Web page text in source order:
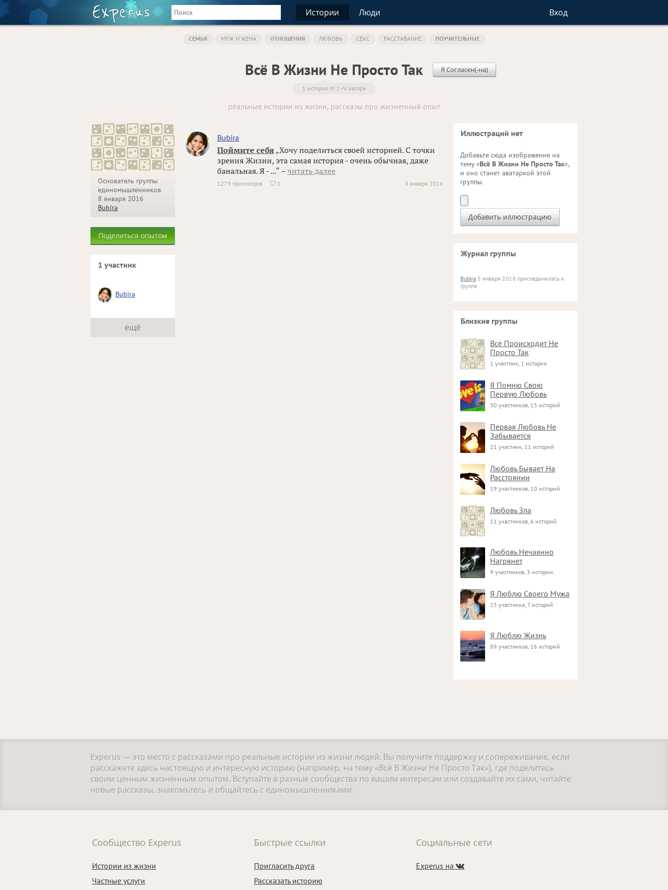
Истории Люди Вход
СЕМЬЯ МУЖ И ЖЕНА ОТНОШЕНИЯ ЛЮБОВЬ СЕКС РАССТАВАНИЕ ПОУЧИТЕЛЬНЫЕ
Всё В Жизни Не Просто Так Я Согласен(-на)
1 история от 1-го автора
реальные истории из жизни, рассказы про жизненный опыт
Основатель группы
единомышленников
8 января 2016
Bubira
Поделиться опытом
1 участник
Bubira
ещё
Bubira
Поймите себя „Хочу поделиться своей историей. С точки
зрения Жизни, эта самая история - очень обычная, даже
банальная. Я - ...“ – читать далее
8 января 2016
1279 просмотров  1
Иллюстраций нет
Добавьте сюда изображение на
тему «Всё В Жизни Не Просто Так»,
и оно станет аватаркой этой
группы.
Журнал группы
Bubira 5 января 2018 присоединилась к
группе
Близкие группы
Всё Происходит Не
Просто Так
1 участник, 1 история
Я Помню Свою
Первую Любовь
30 участников, 13 историй
Первая Любовь Не
Забывается
21 участник, 11 историй
Любовь Бывает На
Расстоянии
19 участников, 10 историй
Любовь Зла
11 участников, 6 историй
Любовь Нечаянно
Нагрянет
9 участников, 3 истории
Я Люблю Своего Мужа
23 участника, 7 историй
Я Люблю Жизнь
89 участников, 16 историй
Experus — это место с рассказами про реальные истории из жизни людей. Вы получите поддержку и сопереживание, если
расскажете здесь настоящую и интересную историю (например, на тему «Всё В Жизни Не Просто Так»), где поделитесь
своим ценным жизненным опытом. Вступайте в разные сообщества по вашим интересам или создавайте их сами, читайте
новые рассказы, знакомьтесь и общайтесь с единомышленниками.
Сообщество Experus
Истории из жизни
Частные услуги
Быстрые ссылки
Пригласить друга
Рассказать историю
Социальные сети
Experus на 